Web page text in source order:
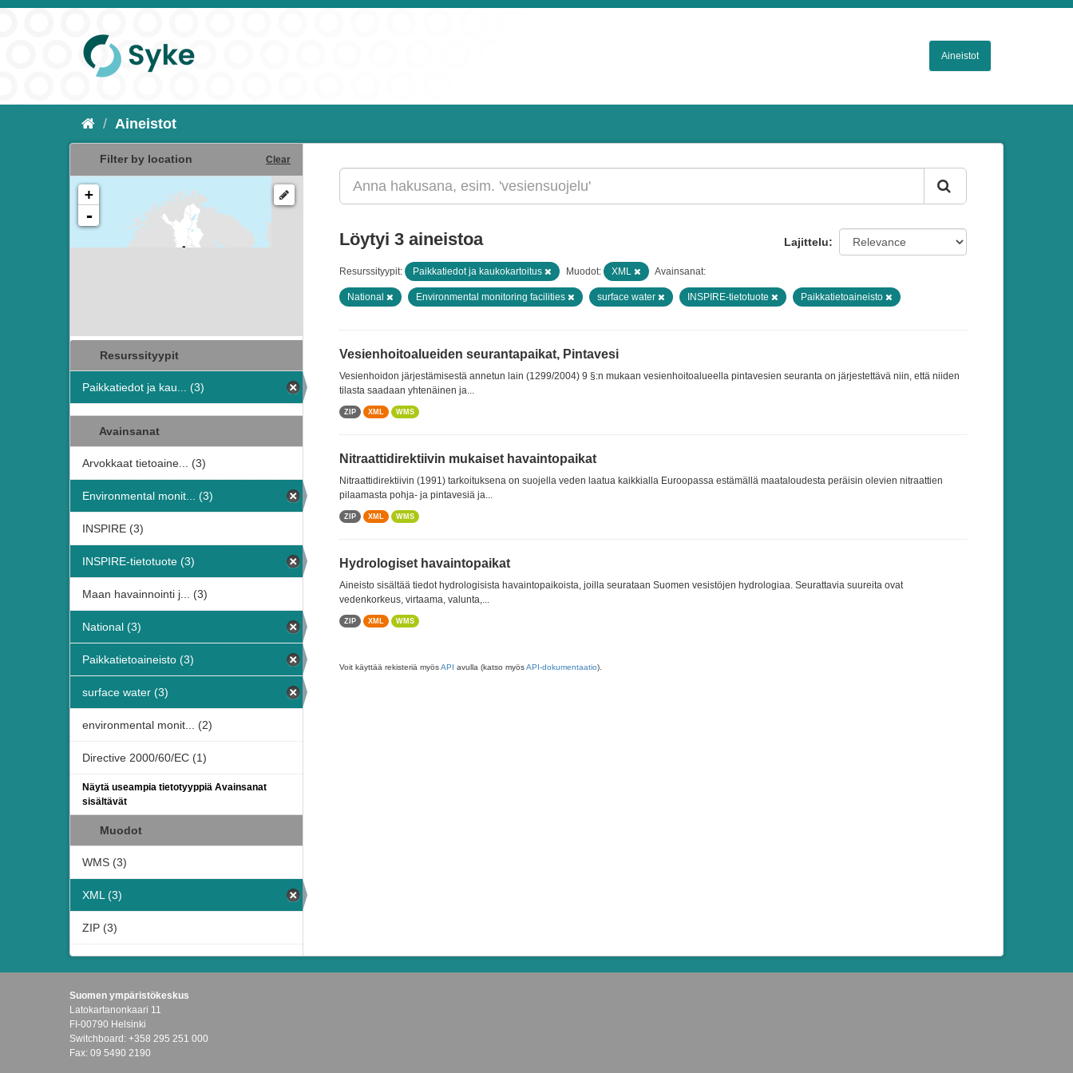
Aineistot
Aineistot
Filter by location Clear
+
-
Resurssityypit
Paikkatiedot ja kau... (3)
Avainsanat
Arvokkaat tietoaine... (3)
Environmental monit... (3)
INSPIRE (3)
INSPIRE-tietotuote (3)
Maan havainnointi j... (3)
National (3)
Paikkatietoaineisto (3)
surface water (3)
environmental monit... (2)
Directive 2000/60/EC (1)
Näytä useampia tietotyyppiä Avainsanat
sisältävät
Muodot
WMS (3)
XML (3)
ZIP (3)
Lajittelu
Löytyi 3 aineistoa
Resurssityypit: Paikkatiedot ja kaukokartoitus Muodot: XML Avainsanat:
National Environmental monitoring facilities surface water INSPIRE-tietotuote Paikkatietoaineisto
Vesienhoitoalueiden seurantapaikat, Pintavesi
Vesienhoidon järjestämisestä annetun lain (1299/2004) 9 §:n mukaan vesienhoitoalueella pintavesien seuranta on järjestettävä niin, että niiden
tilasta saadaan yhtenäinen ja...
ZIP XML WMS
Nitraattidirektiivin mukaiset havaintopaikat
Nitraattidirektiivin (1991) tarkoituksena on suojella veden laatua kaikkialla Euroopassa estämällä maataloudesta peräisin olevien nitraattien
pilaamasta pohja- ja pintavesiä ja...
ZIP XML WMS
Hydrologiset havaintopaikat
Aineisto sisältää tiedot hydrologisista havaintopaikoista, joilla seurataan Suomen vesistöjen hydrologiaa. Seurattavia suureita ovat
vedenkorkeus, virtaama, valunta,...
ZIP XML WMS
Voit käyttää rekisteriä myösAPI avulla (katso myösAPI-dokumentaatio).
Suomen ympäristökeskus
Latokartanonkaari 11
FI-00790 Helsinki
Switchboard: +358 295 251 000
Fax: 09 5490 2190